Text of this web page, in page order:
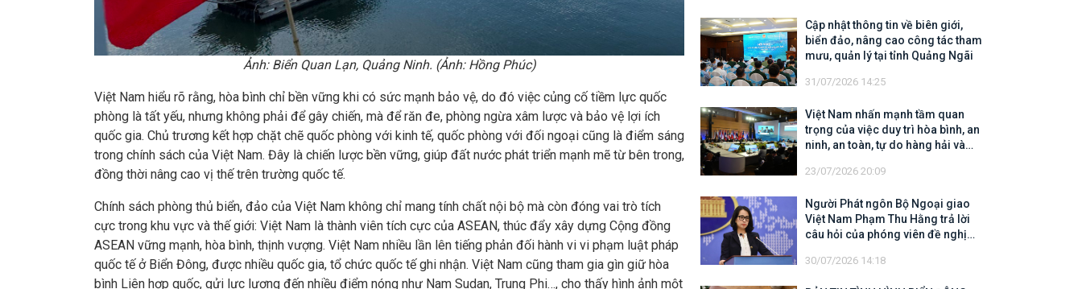
Ảnh: Biển Quan Lạn, Quảng Ninh. (Ảnh: Hồng Phúc)
Việt Nam hiểu rõ rằng, hòa bình chỉ bền vững khi có sức mạnh bảo vệ, do đó việc củng cố tiềm lực quốc
phòng là tất yếu, nhưng không phải để gây chiến, mà để răn đe, phòng ngừa xâm lược và bảo vệ lợi ích
quốc gia. Chủ trương kết hợp chặt chẽ quốc phòng với kinh tế, quốc phòng với đối ngoại cũng là điểm sáng
trong chính sách của Việt Nam. Đây là chiến lược bền vững, giúp đất nước phát triển mạnh mẽ từ bên trong,
đồng thời nâng cao vị thế trên trường quốc tế.
Chính sách phòng thủ biển, đảo của Việt Nam không chỉ mang tính chất nội bộ mà còn đóng vai trò tích
cực trong khu vực và thế giới: Việt Nam là thành viên tích cực của ASEAN, thúc đẩy xây dựng Cộng đồng
ASEAN vững mạnh, hòa bình, thịnh vượng. Việt Nam nhiều lần lên tiếng phản đối hành vi vi phạm luật pháp
quốc tế ở Biển Đông, được nhiều quốc gia, tổ chức quốc tế ghi nhận. Việt Nam cũng tham gia gìn giữ hòa
bình Liên hợp quốc, gửi lực lượng đến nhiều điểm nóng như Nam Sudan, Trung Phi…, cho thấy hình ảnh một
Cập nhật thông tin về biên giới,
biển đảo, nâng cao công tác tham
mưu, quản lý tại tỉnh Quảng Ngãi
31/07/2026 14:25
Việt Nam nhấn mạnh tầm quan
trọng của việc duy trì hòa bình, an
ninh, an toàn, tự do hàng hải và
23/07/2026 20:09
Người Phát ngôn Bộ Ngoại giao
Việt Nam Phạm Thu Hằng trả lời
câu hỏi của phóng viên đề nghị
kiếm, cứu hộ các thuyền viên Việt
30/07/2026 14:18